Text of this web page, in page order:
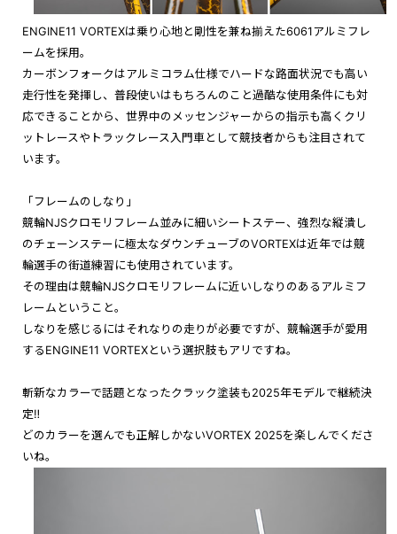
ENGINE11 VORTEXは乗り心地と剛性を兼ね揃えた6061アルミフレ
ームを採用。
カーボンフォークはアルミコラム仕様でハードな路面状況でも高い
走行性を発揮し、 普段使いはもちろんのこと過酷な使用条件にも対
応できることから、世界中のメッセンジャーからの指示も高くクリ
ットレースやトラックレース入門車として競技者からも注目されて
います。
「フレームのしなり」
競輪NJSクロモリフレーム並みに細いシートステー、強烈な縦潰し
のチェーンステーに極太なダウンチューブのVORTEXは近年では競
輪選手の街道練習にも使用されています。
その理由は競輪NJSクロモリフレームに近いしなりのあるアルミフ
レームということ。
しなりを感じるにはそれなりの走りが必要ですが、競輪選手が愛用
するENGINE11 VORTEXという選択肢もアリですね。
斬新なカラーで話題となったクラック塗装も2025年モデルで継続決
定‼︎
どのカラーを選んでも正解しかないVORTEX 2025を楽しんでくださ
いね。